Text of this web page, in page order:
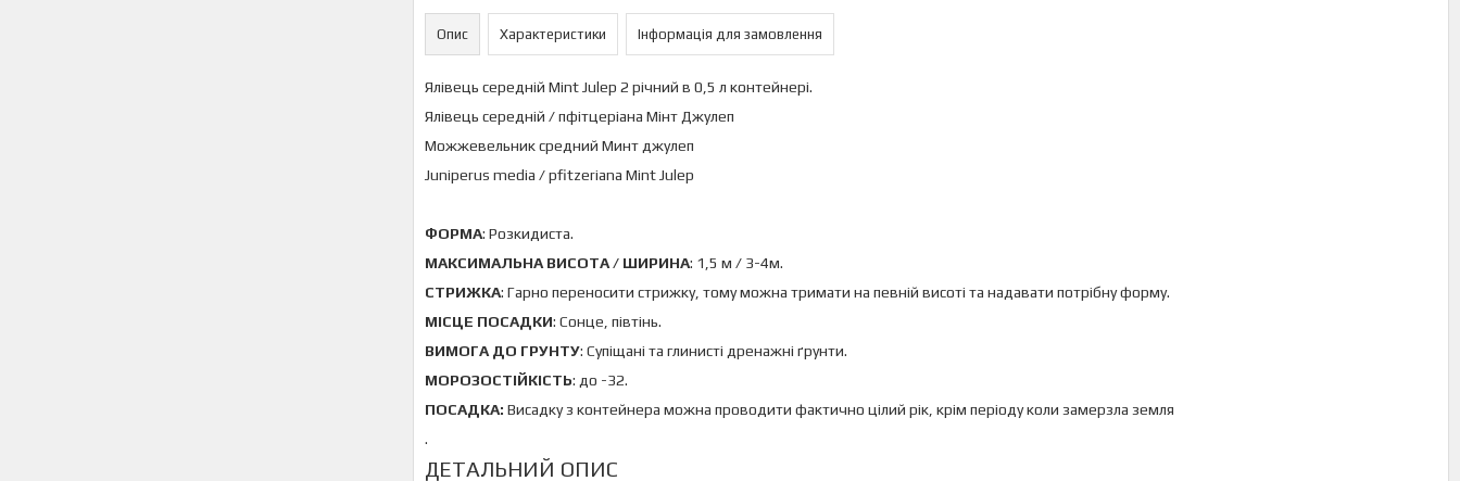
Опис Характеристики Інформація для замовлення
Ялівець середній Mint Julep 2 річний в 0,5 л контейнері.
Ялівець середній / пфітцеріана Мінт Джулеп
Можжевельник средний Минт джулеп
Juniperus media / pfitzeriana Mint Julep
ФОРМА: Розкидиста.
МАКСИМАЛЬНА ВИСОТА / ШИРИНА: 1,5 м / 3-4м.
СТРИЖКА: Гарно переносити стрижку, тому можна тримати на певній висоті та надавати потрібну форму.
МІСЦЕ ПОСАДКИ: Сонце, півтінь.
ВИМОГА ДО ГРУНТУ: Супіщані та глинисті дренажні ґрунти.
МОРОЗОСТІЙКІСТЬ: до -32.
ПОСАДКА: Висадку з контейнера можна проводити фактично цілий рік, крім періоду коли замерзла земля
.
ДЕТАЛЬНИЙ ОПИС